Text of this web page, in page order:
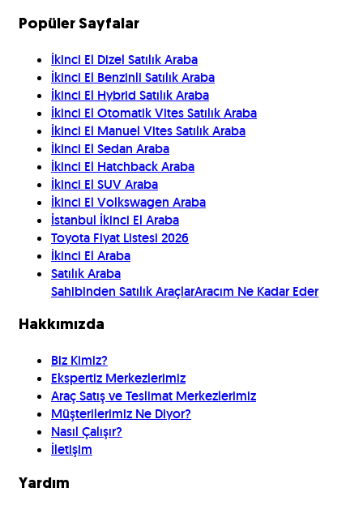
Popüler Sayfalar
İkinci El Dizel Satılık Araba
İkinci El Benzinli Satılık Araba
İkinci El Hybrid Satılık Araba
İkinci El Otomatik Vites Satılık Araba
İkinci El Manuel Vites Satılık Araba
İkinci El Sedan Araba
İkinci El Hatchback Araba
İkinci El SUV Araba
İkinci El Volkswagen Araba
İstanbul İkinci El Araba
Toyota Fiyat Listesi 2026
İkinci El Araba
Satılık Araba
Sahibinden Satılık AraçlarAracım Ne Kadar Eder
Hakkımızda
Biz Kimiz?
Ekspertiz Merkezlerimiz
Araç Satış ve Teslimat Merkezlerimiz
Müşterilerimiz Ne Diyor?
Nasıl Çalışır?
İletişim
Yardım